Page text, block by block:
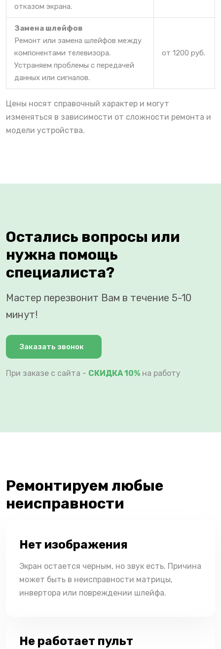
отказом экрана.
Замена шлейфов
Ремонт или замена шлейфов между
компонентами телевизора.
Устраняем проблемы с передачей
данных или сигналов.
от 1200 руб.
Цены носят справочный характер и могут
изменяться в зависимости от сложности ремонта и
модели устройства.
Остались вопросы или
нужна помощь
специалиста?
Мастер перезвонит Вам в течение 5-10
минут!
Заказать звонок
При заказе с сайта - СКИДКА 10% на работу
Ремонтируем любые
неисправности
Нет изображения
Экран остается черным, но звук есть. Причина
может быть в неисправности матрицы,
инвертора или повреждении шлейфа.
Не работает пульт